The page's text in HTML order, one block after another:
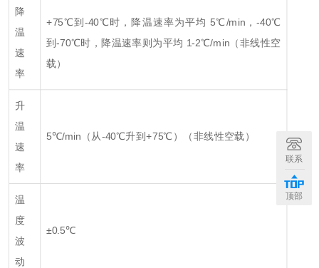
降
温
速
率
+75℃到-40℃时，降温速率为平均 5℃/min，-40℃
到-70℃时，降温速率则为平均 1-2℃/min（非线性空
载）
升
温
速
率
5℃/min（从-40℃升到+75℃）（非线性空载）
温
度
波
动
±0.5℃
联系
顶部